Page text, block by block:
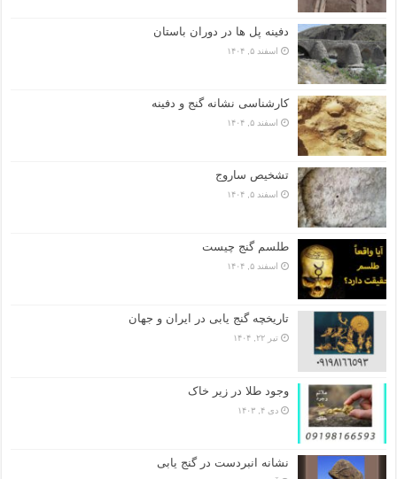
دفینه پل ها در دوران باستان
اسفند ۵, ۱۴۰۴
کارشناسی نشانه گنج و دفینه
اسفند ۵, ۱۴۰۴
تشخیص ساروج
اسفند ۵, ۱۴۰۴
طلسم گنج چیست
اسفند ۵, ۱۴۰۴
تاریخچه گنج‌ یابی در ایران و جهان
تیر ۲۲, ۱۴۰۴
وجود طلا در زیر خاک
دی ۴, ۱۴۰۳
نشانه انبردست در گنج یابی